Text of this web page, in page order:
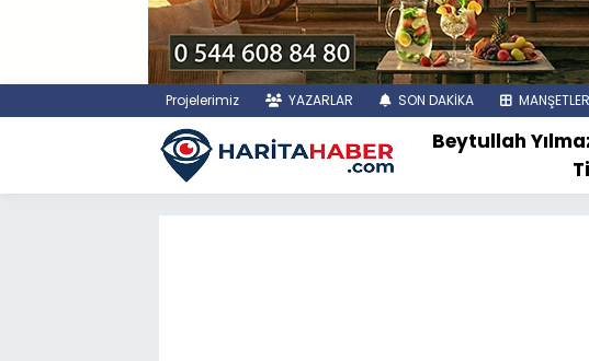
Projelerimiz YAZARLAR SON DAKİKA MANŞETLER
Beytullah